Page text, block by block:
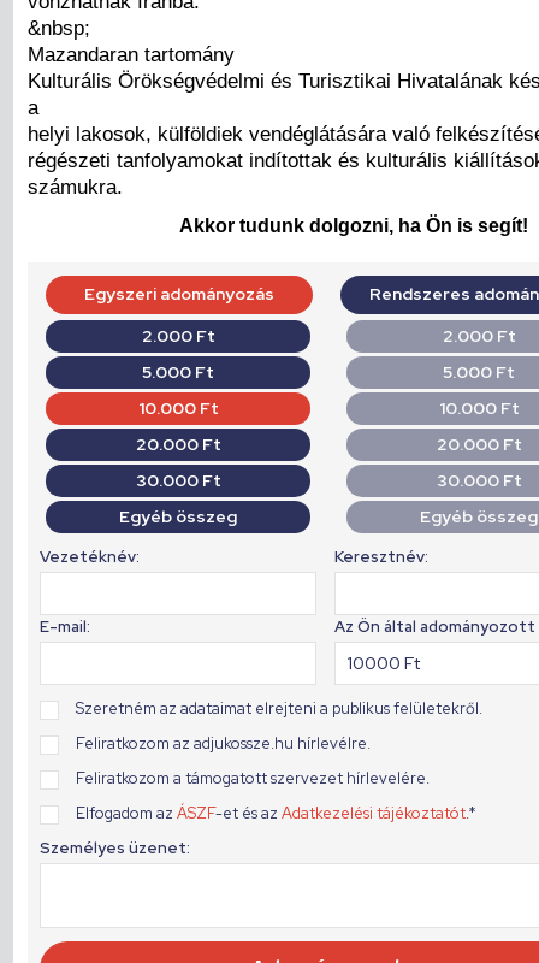
&nbsp;
Mazandaran tartomány
Kulturális Örökségvédelmi és Turisztikai Hivatalának
a
helyi lakosok, külföldiek vendéglátására való
régészeti tanfolyamokat indítottak és kulturális
számukra.
Akkor tudunk dolgozni, ha Ön is segít!